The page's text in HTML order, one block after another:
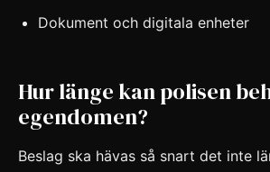
Dokument och digitala enheter
Hur länge kan polisen
egendomen?
Beslag ska hävas så snart det inte